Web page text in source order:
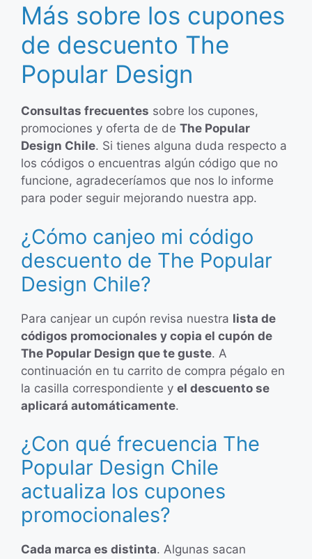
Más sobre los cupones
de descuento The
Popular Design
Consultas frecuentes sobre los cupones,
promociones y oferta de de The Popular
Design Chile. Si tienes alguna duda respecto a
los códigos o encuentras algún código que no
funcione, agradeceríamos que nos lo informe
para poder seguir mejorando nuestra app.
¿Cómo canjeo mi código
descuento de The Popular
Design Chile?
Para canjear un cupón revisa nuestra lista de
códigos promocionales y copia el cupón de
The Popular Design que te guste. A
continuación en tu carrito de compra pégalo en
la casilla correspondiente y el descuento se
aplicará automáticamente.
¿Con qué frecuencia The
Popular Design Chile
actualiza los cupones
promocionales?
Cada marca es distinta. Algunas sacan